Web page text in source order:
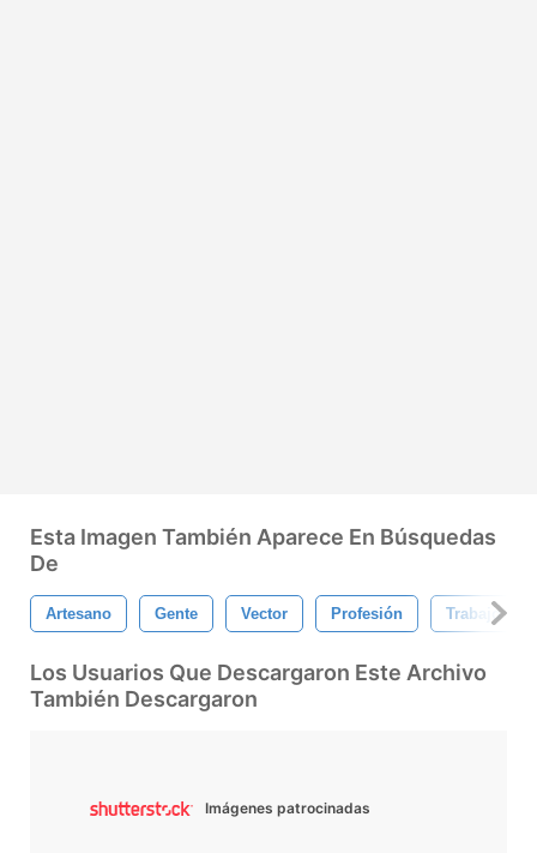
Esta Imagen También Aparece En Búsquedas
De
Artesano Gente Vector Profesión Trabajo
Los Usuarios Que Descargaron Este Archivo
También Descargaron
Imágenes patrocinadas